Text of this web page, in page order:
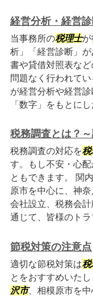
経営分析・経営
当事務所の税理士が
析」「経営診断」
書や貸借対照表な
問題なく行われて
が経営分析や経営
「数字」をもとに
税務調査とは？
税務調査の対応を税
す。もし不安・心
ともできます。 関
原市を中心に、神
会社設立、税務会
通じて、皆様のト
節税対策の注意点
適切な節税対策は税
とをおすすめいた
沢市、相模原市を